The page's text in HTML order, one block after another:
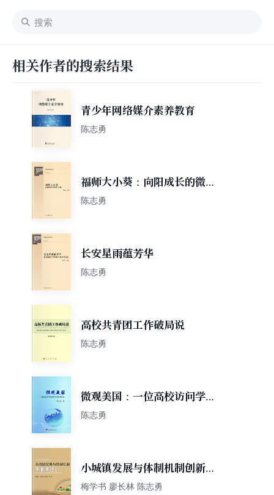
相关作者的搜索结果
青少年网络媒介素养教育
陈志勇
福师大小葵：向阳成长的微信
之路
陈志勇
长安星雨蕴芳华
陈志勇
高校共青团工作破局说
陈志勇
微观美国：一位高校访问学者
眼中的美国百态
陈志勇
小城镇发展与体制机制创新研
究
梅学书 廖长林 陈志勇